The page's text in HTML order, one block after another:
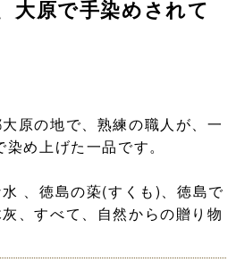
大原で手染めされて
原の地で、熟練の職人が、一
め上げた一品です。
水 、徳島の蒅(すくも)、徳島で
、すべて、自然からの贈り物